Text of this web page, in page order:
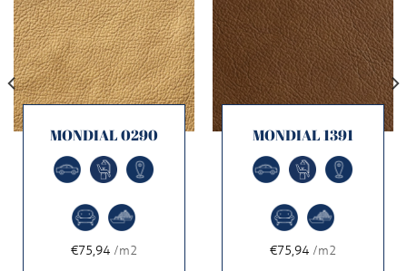
MONDIAL 0290
€75,94/m2
MONDIAL 1391
€75,94/m2